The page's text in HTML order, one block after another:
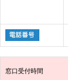
窓口受付時間